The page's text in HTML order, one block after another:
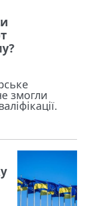
змогли